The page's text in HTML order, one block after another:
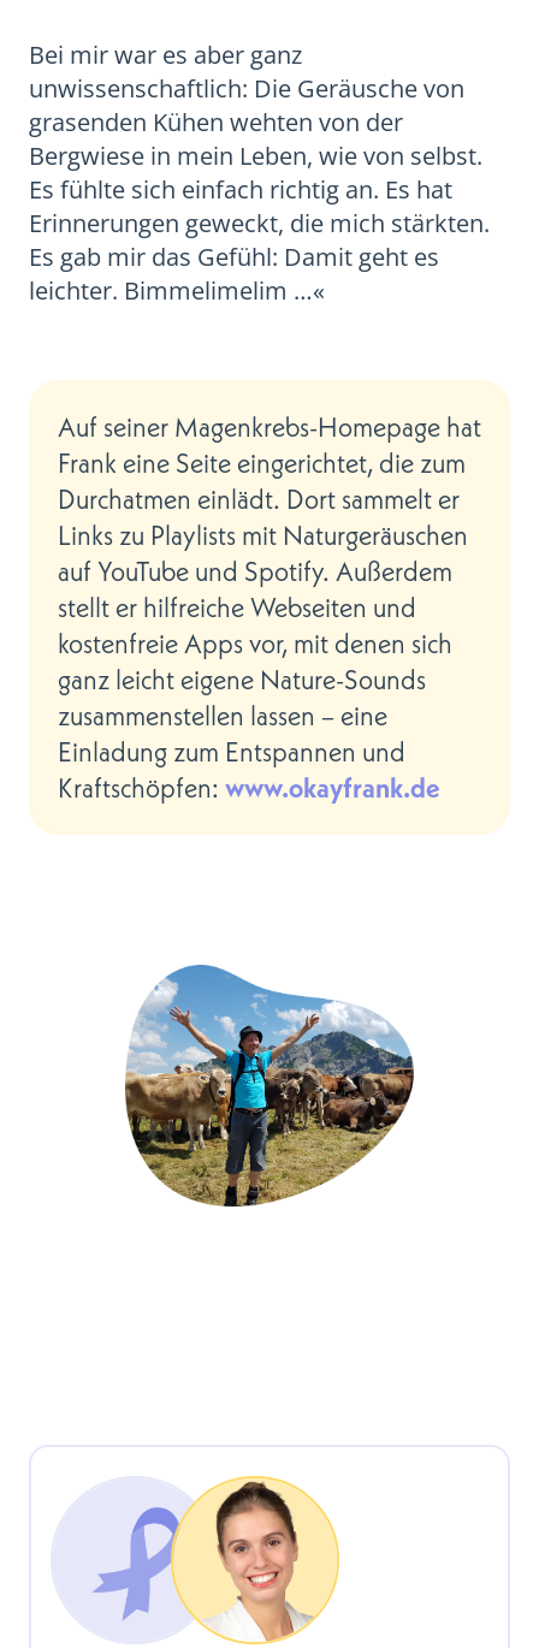
Bei mir war es aber ganz
unwissenschaftlich: Die Geräusche von
grasenden Kühen wehten von der
Bergwiese in mein Leben, wie von selbst.
Es fühlte sich einfach richtig an. Es hat
Erinnerungen geweckt, die mich stärkten.
Es gab mir das Gefühl: Damit geht es
leichter. Bimmelimelim …«
Auf seiner Magenkrebs-Homepage hat
Frank eine Seite eingerichtet, die zum
Durchatmen einlädt. Dort sammelt er
Links zu Playlists mit Naturgeräuschen
auf YouTube und Spotify. Außerdem
stellt er hilfreiche Webseiten und
kostenfreie Apps vor, mit denen sich
ganz leicht eigene Nature-Sounds
zusammenstellen lassen – eine
Einladung zum Entspannen und
Kraftschöpfen: www.okayfrank.de